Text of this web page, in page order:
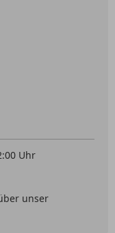
Uhr
unser